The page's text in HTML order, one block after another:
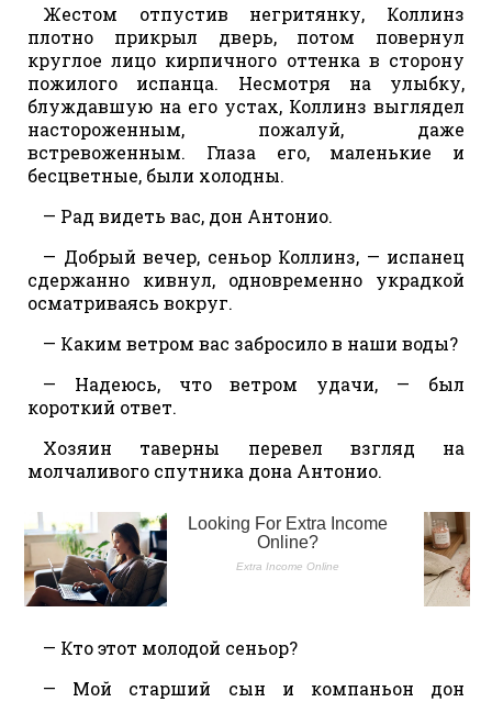
Жестом отпустив негритянку, Коллинз
плотно прикрыл дверь, потом повернул
круглое лицо кирпичного оттенка в сторону
пожилого испанца. Несмотря на улыбку,
блуждавшую на его устах, Коллинз выглядел
настороженным, пожалуй, даже
встревоженным. Глаза его, маленькие и
бесцветные, были холодны.
— Рад видеть вас, дон Антонио.
— Добрый вечер, сеньор Коллинз, — испанец
сдержанно кивнул, одновременно украдкой
осматриваясь вокруг.
— Каким ветром вас забросило в наши воды?
— Надеюсь, что ветром удачи, — был
короткий ответ.
Хозяин таверны перевел взгляд на
молчаливого спутника дона Антонио.
— Кто этот молодой сеньор?
— Мой старший сын и компаньон дон